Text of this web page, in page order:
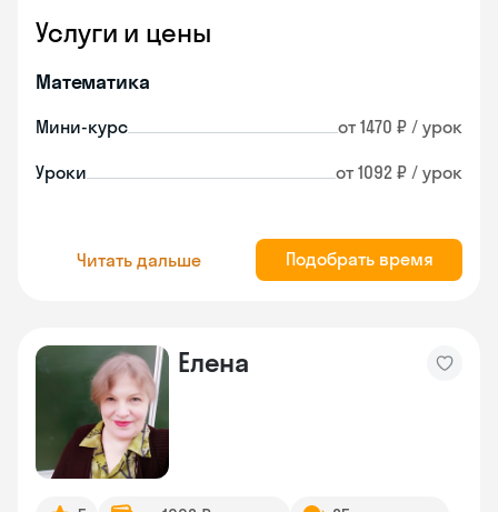
Услуги и цены
Математика
Мини-курс от 1470 ₽ / урок
Уроки от 1092 ₽ / урок
Читать дальше Подобрать время
Елена